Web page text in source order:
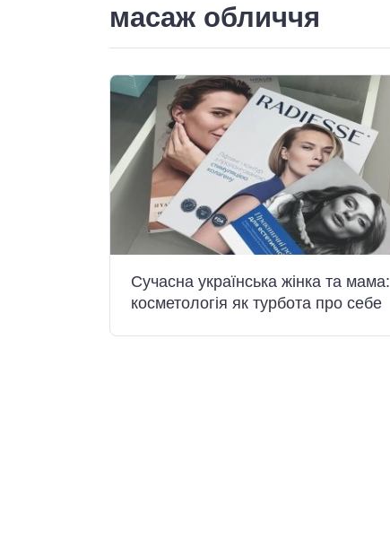
масаж обличчя
Сучасна українська жінка та мама:
косметологія як турбота про себе